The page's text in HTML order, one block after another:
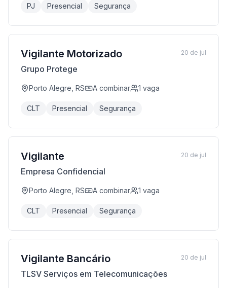
PJ Presencial Segurança
Vigilante Motorizado
Grupo Protege
Porto Alegre, RS A combinar 1 vaga
CLT Presencial Segurança
20 de jul
Vigilante
Empresa Confidencial
Porto Alegre, RS A combinar 1 vaga
CLT Presencial Segurança
20 de jul
Vigilante Bancário
TLSV Serviços em Telecomunicações
20 de jul